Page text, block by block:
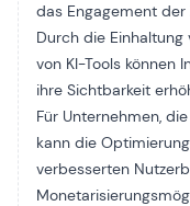
das Engagement
Durch die
von KI-Tools können
ihre Sichtbarkeit
Für Unternehmen,
kann die
verbesserten